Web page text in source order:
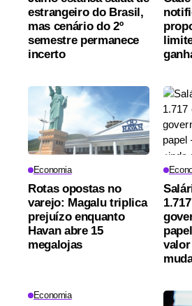
estrangeiro do Brasil,
mas cenário do 2º
semestre permanece
incerto
Economia
Rotas opostas no
varejo: Magalu triplica
prejuízo enquanto
Havan abre 15
megalojas
valor
Economia